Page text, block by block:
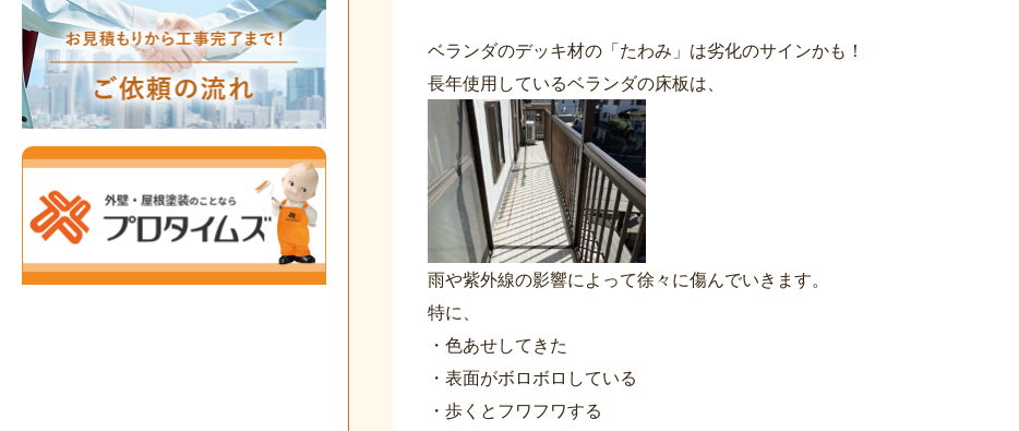
ベランダのデッキ材の「たわみ」は劣化のサインかも！
長年使用しているベランダの床板は、
雨や紫外線の影響によって徐々に傷んでいきます。
特に、
・色あせしてきた
・表面がボロボロしている
・歩くとフワフワする